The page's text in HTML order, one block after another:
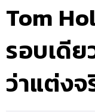
Tom
รอบเดี
ว่าแต่งจ